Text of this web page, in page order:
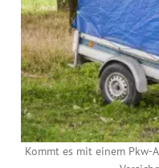
Kommt es mit einem Pkw-